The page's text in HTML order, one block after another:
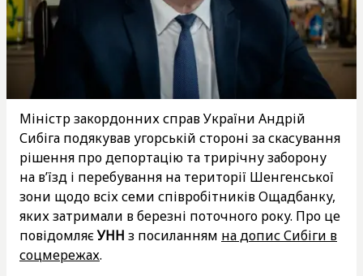
Міністр закордонних справ України Андрій
Сибіга подякував угорській стороні за скасування
рішення про депортацію та трирічну заборону
на в’їзд і перебування на території Шенгенської
зони щодо всіх семи співробітників Ощадбанку,
яких затримали в березні поточного року. Про це
повідомляєУНН з посиланням на допис Сибіги в
соцмережах.